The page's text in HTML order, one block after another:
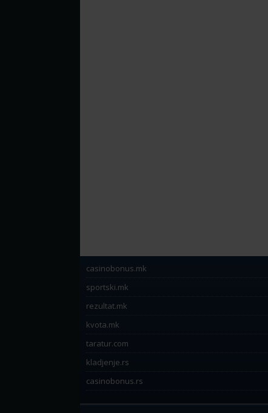
casinobonus.mk
sportski.mk
rezultat.mk
kvota.mk
taratur.com
kladjenje.rs
casinobonus.rs